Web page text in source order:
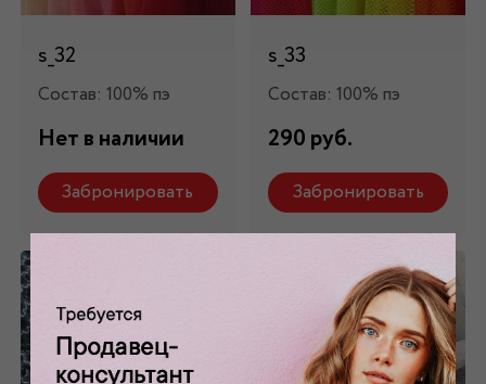
s_32
Состав: 100% пэ
Нет в наличии
Забронировать
s_33
Состав: 100% пэ
290 руб.
Забронировать